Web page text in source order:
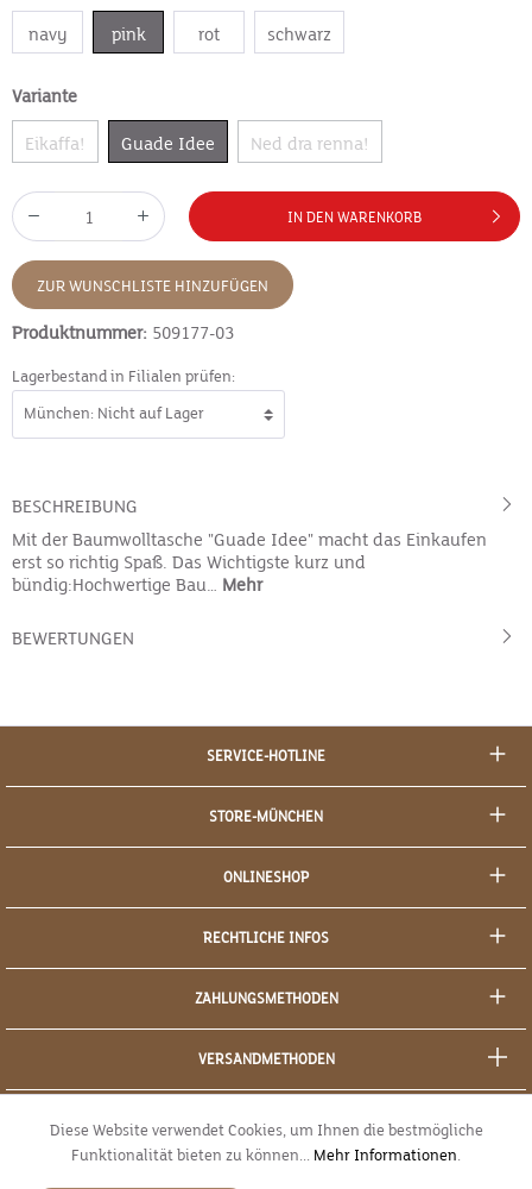
navy pink rot schwarz
Variante
Eikaffa! Guade Idee Ned dra renna!
IN DEN WARENKORB
ZUR WUNSCHLISTE HINZUFÜGEN
Produktnummer: 509177-03
Lagerbestand in Filialen prüfen:
BESCHREIBUNG
Mit der Baumwolltasche "Guade Idee" macht das Einkaufen
erst so richtig Spaß. Das Wichtigste kurz und
bündig:Hochwertige Bau… Mehr
BEWERTUNGEN
SERVICE-HOTLINE
STORE-MÜNCHEN
ONLINESHOP
RECHTLICHE INFOS
ZAHLUNGSMETHODEN
VERSANDMETHODEN
SOCIAL MEDIA
Diese Website verwendet Cookies, um Ihnen die bestmögliche
Funktionalität bieten zu können... Mehr Informationen.